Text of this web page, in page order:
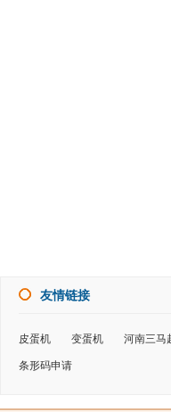
友情链接
皮蛋机 变蛋机 河南三马
条形码申请